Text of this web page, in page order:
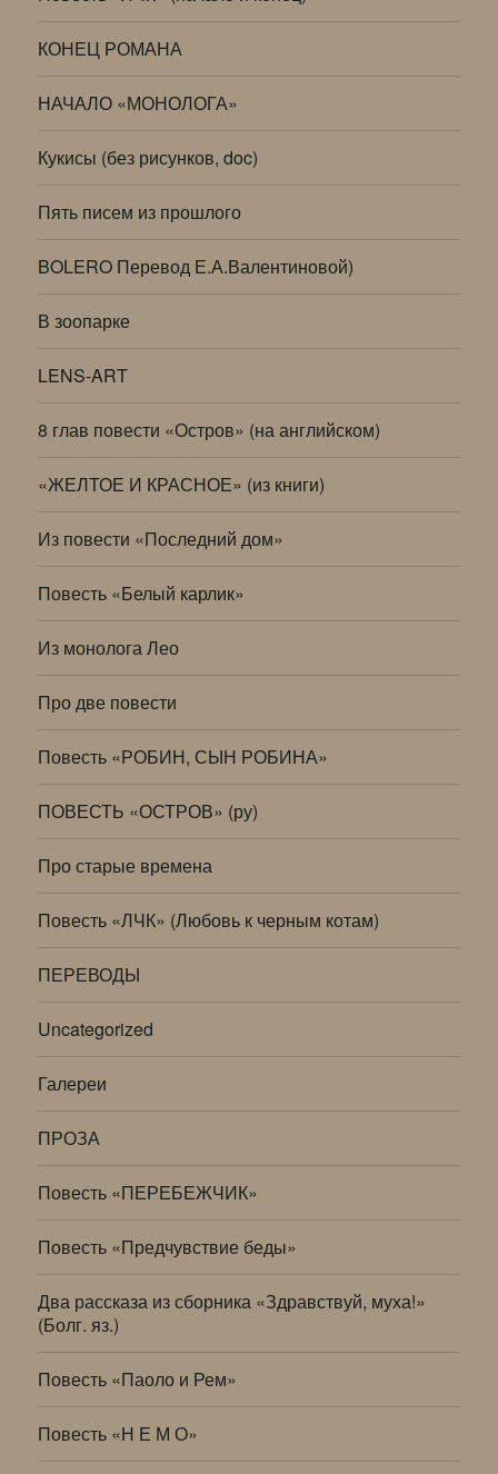
КОНЕЦ РОМАНА
НАЧАЛО «МОНОЛОГА»
Кукисы (без рисунков, doc)
Пять писем из прошлого
BOLERO Перевод Е.А.Валентиновой)
В зоопарке
LENS-ART
8 глав повести «Остров» (на английском)
«ЖЕЛТОЕ И КРАСНОЕ» (из книги)
Из повести «Последний дом»
Повесть «Белый карлик»
Из монолога Лео
Про две повести
Повесть «РОБИН, СЫН РОБИНА»
ПОВЕСТЬ «ОСТРОВ» (ру)
Про старые времена
Повесть «ЛЧК» (Любовь к черным котам)
ПЕРЕВОДЫ
Uncategorized
Галереи
ПРОЗА
Повесть «ПЕРЕБЕЖЧИК»
Повесть «Предчувствие беды»
Два рассказа из сборника «Здравствуй, муха!»
(Болг. яз.)
Повесть «Паоло и Рем»
Повесть «Н Е М О»